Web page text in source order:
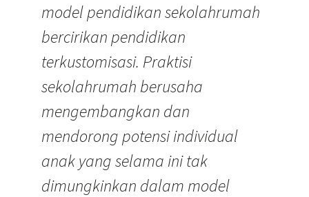
model pendidikan sekolahrumah
bercirikan pendidikan
terkustomisasi. Praktisi
sekolahrumah berusaha
mengembangkan dan
mendorong potensi individual
anak yang selama ini tak
dimungkinkan dalam model